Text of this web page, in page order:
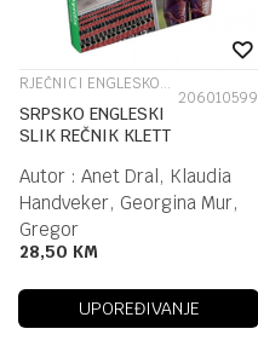
RJEČNICI ENGLESKOG JEZIKA
206010599
SRPSKO ENGLESKI
SLIK REČNIK KLETT
Autor : Anet Dral, Klaudia
Handveker, Georgina Mur,
Gregor
28,50 KM
UPOREĐIVANJE